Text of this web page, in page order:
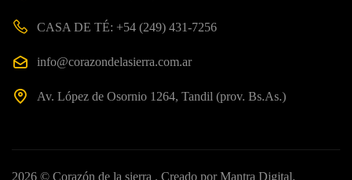
CASA DE TÉ: +54 (249) 431-7256
info@corazondelasierra.com.ar
Av. López de Osornio 1264, Tandil (prov. Bs.As.)
2026 © Corazón de la sierra . Creado porMantra Digital.